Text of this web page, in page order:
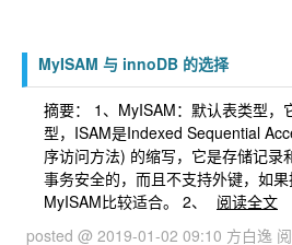
MyISAM 与 innoDB 的选择
摘要： 1、MyISAM：默认表类型，
型，ISAM是Indexed Sequential
序访问方法) 的缩写，它是存储记录
事务安全的，而且不支持外键，如
MyISAM比较适合。 2、
阅读全文
posted @ 2019-01-02 09:10 方白逸